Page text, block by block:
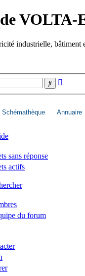
VOLTA-
industrielle, bâtiment
Rechercher
Schémathèque Annuaire
sans réponse
actifs
du forum